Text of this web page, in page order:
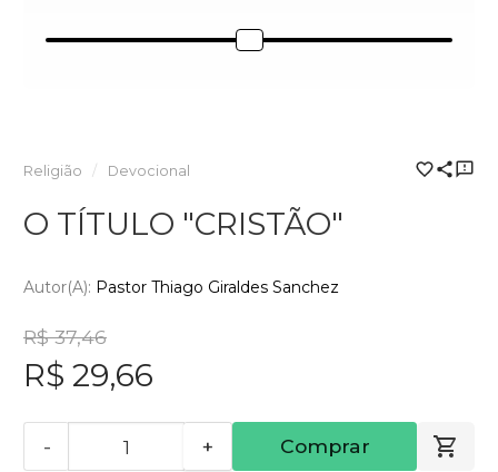
Religião Devocional
O TÍTULO "CRISTÃO"
Autor(a): Pastor Thiago Giraldes Sanchez
R$ 37,46
R$ 29,66
- + Comprar